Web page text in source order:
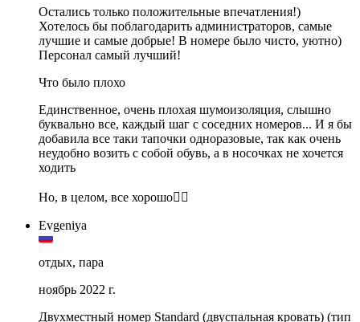
Остались только положительные впечатления!)
Хотелось бы поблагодарить администраторов, самые
лучшие и самые добрые! В номере было чисто, уютно)
Персонал самый лучший!
Что было плохо
Единственное, очень плохая шумоизоляция, слышно
буквально все, каждый шаг с соседних номеров... И я бы
добавила все таки тапочки одноразовые, так как очень
неудобно возить с собой обувь, а в носочках не хочется
ходить
Но, в целом, все хорошо❤️‍🔥
Evgeniya
отдых, пара
ноябрь 2022 г.
Двухместный номер Standard (двуспальная кровать) (тип